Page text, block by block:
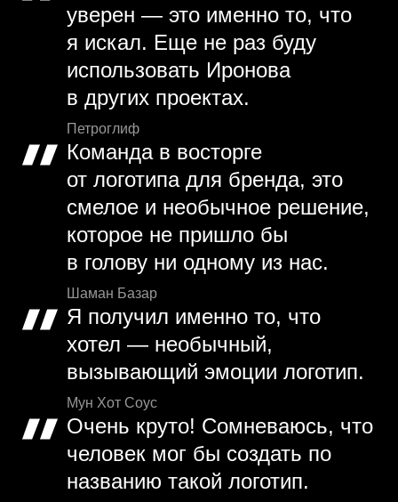
уверен — это именно то, что
я искал. Еще не раз буду
использовать Иронова
в других проектах.
Петроглиф
Команда в восторге
от логотипа для бренда, это
смелое и необычное решение,
которое не пришло бы
в голову ни одному из нас.
Шаман Базар
Я получил именно то, что
хотел — необычный,
вызывающий эмоции логотип.
Мун Хот Соус
Очень круто! Сомневаюсь, что
человек мог бы создать по
названию такой логотип.